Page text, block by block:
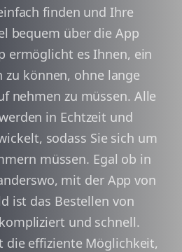
finden und Ihre
bequem über die App
ermöglicht es Ihnen, ein
zu können, ohne lange
nehmen zu müssen. Alle
in Echtzeit und
sodass Sie sich um
müssen. Egal ob in
mit der App von
ist das Bestellen von
und schnell.
die effiziente Möglichkeit,